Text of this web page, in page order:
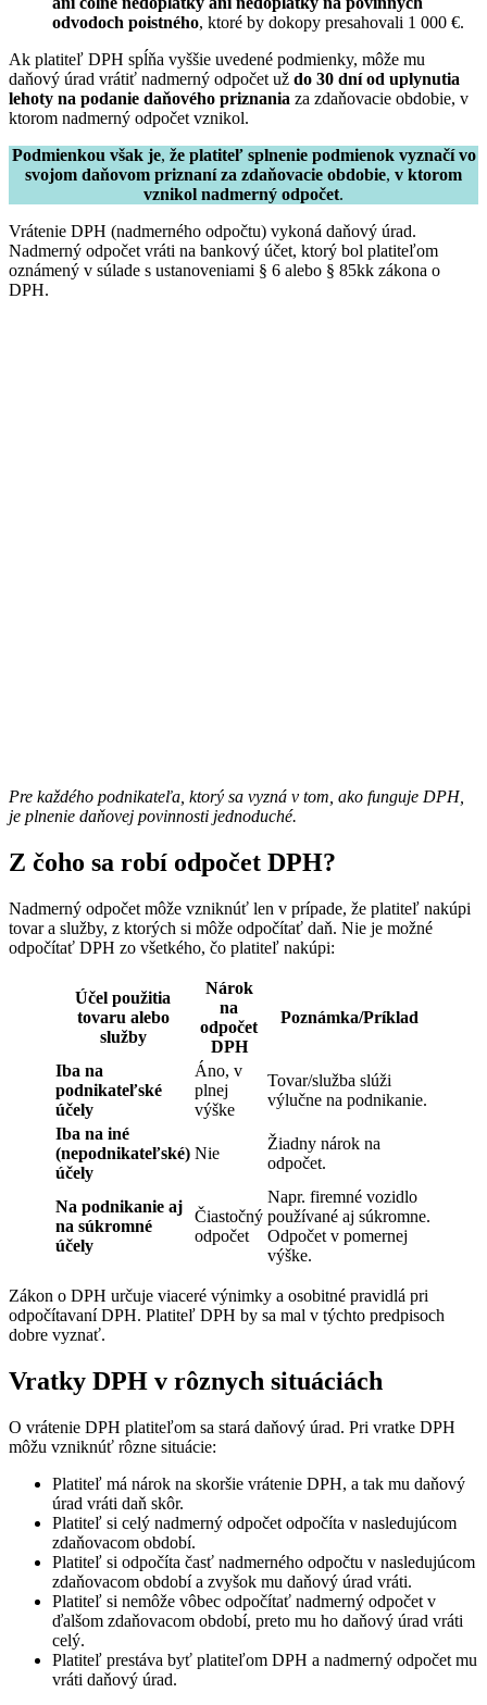
odvodoch poistného, ktoré by dokopy presahovali 1 000 €.
Ak platiteľ DPH spĺňa vyššie uvedené podmienky, môže mu
daňový úrad vrátiť nadmerný odpočet už do 30 dní od uplynutia
lehoty na podanie daňového priznania za zdaňovacie obdobie, v
ktorom nadmerný odpočet vznikol.
Podmienkou však je, že platiteľ splnenie podmienok vyznačí vo
svojom daňovom priznaní za zdaňovacie obdobie, v ktorom
vznikol nadmerný odpočet.
Vrátenie DPH (nadmerného odpočtu) vykoná daňový úrad.
Nadmerný odpočet vráti na bankový účet, ktorý bol platiteľom
oznámený v súlade s ustanoveniami § 6 alebo § 85kk zákona o
DPH.
Pre každého podnikateľa, ktorý sa vyzná v tom, ako funguje DPH,
je plnenie daňovej povinnosti jednoduché.
Z čoho sa robí odpočet DPH?
Nadmerný odpočet môže vzniknúť len v prípade, že platiteľ nakúpi
tovar a služby, z ktorých si môže odpočítať daň. Nie je možné
odpočítať DPH zo všetkého, čo platiteľ nakúpi:
Účel použitia
tovaru alebo
služby
Nárok
na
odpočet
DPH
Poznámka/Príklad
Iba na
podnikateľské
účely
Áno, v
plnej
výške
Tovar/služba slúži
výlučne na podnikanie.
Iba na iné
(nepodnikateľské)
účely
Nie
Žiadny nárok na
odpočet.
Na podnikanie aj
na súkromné
účely
Čiastočný
odpočet
Napr. firemné vozidlo
používané aj súkromne.
Odpočet v pomernej
výške.
Zákon o DPH určuje viaceré výnimky a osobitné pravidlá pri
odpočítavaní DPH. Platiteľ DPH by sa mal v týchto predpisoch
dobre vyznať.
Vratky DPH v rôznych situáciách
O vrátenie DPH platiteľom sa stará daňový úrad. Pri vratke DPH
môžu vzniknúť rôzne situácie:
Platiteľ má nárok na skoršie vrátenie DPH, a tak mu daňový
úrad vráti daň skôr.
Platiteľ si celý nadmerný odpočet odpočíta v nasledujúcom
zdaňovacom období.
Platiteľ si odpočíta časť nadmerného odpočtu v nasledujúcom
zdaňovacom období a zvyšok mu daňový úrad vráti.
Platiteľ si nemôže vôbec odpočítať nadmerný odpočet v
ďalšom zdaňovacom období, preto mu ho daňový úrad vráti
celý.
Platiteľ prestáva byť platiteľom DPH a nadmerný odpočet mu
vráti daňový úrad.